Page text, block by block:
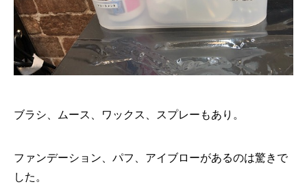
ブラシ、ムース、ワックス、スプレーもあり。
ファンデーション、パフ、アイブローがあるのは驚きで
した。